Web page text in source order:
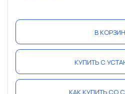
В
КУПИТЬ С
КАК КУПИТЬ СО